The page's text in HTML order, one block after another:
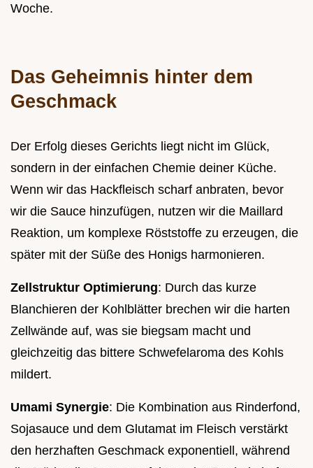
Woche.
Das Geheimnis hinter dem
Geschmack
Der Erfolg dieses Gerichts liegt nicht im Glück,
sondern in der einfachen Chemie deiner Küche.
Wenn wir das Hackfleisch scharf anbraten, bevor
wir die Sauce hinzufügen, nutzen wir die Maillard
Reaktion, um komplexe Röststoffe zu erzeugen, die
später mit der Süße des Honigs harmonieren.
Zellstruktur Optimierung: Durch das kurze
Blanchieren der Kohlblätter brechen wir die harten
Zellwände auf, was sie biegsam macht und
gleichzeitig das bittere Schwefelaroma des Kohls
mildert.
Umami Synergie: Die Kombination aus Rinderfond,
Sojasauce und dem Glutamat im Fleisch verstärkt
den herzhaften Geschmack exponentiell, während